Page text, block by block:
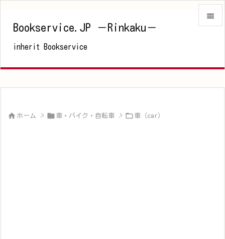
Bookservice.JP －Rinkaku－
inherit Bookservice


 ホーム >  車・バイク・自転車 >  車（car）